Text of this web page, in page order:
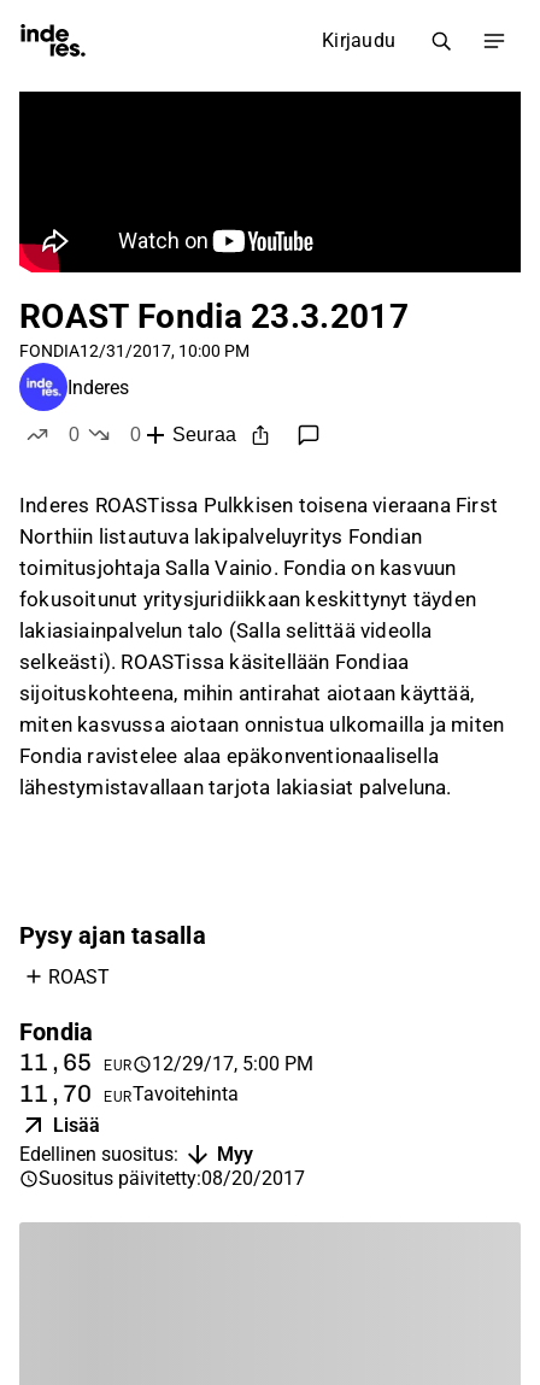
Kirjaudu
ROAST Fondia 23.3.2017
FONDIA12/31/2017, 10:00 PM
Inderes
0
0
Seuraa
Inderes ROASTissa Pulkkisen toisena vieraana First
Northiin listautuva lakipalveluyritys Fondian
toimitusjohtaja Salla Vainio. Fondia on kasvuun
fokusoitunut yritysjuridiikkaan keskittynyt täyden
lakiasiainpalvelun talo (Salla selittää videolla
selkeästi). ROASTissa käsitellään Fondiaa
sijoituskohteena, mihin antirahat aiotaan käyttää,
miten kasvussa aiotaan onnistua ulkomailla ja miten
Fondia ravistelee alaa epäkonventionaalisella
lähestymistavallaan tarjota lakiasiat palveluna.
Pysy ajan tasalla
ROAST
Fondia
11,65 EUR 12/29/17, 5:00 PM
11,70 EURTavoitehinta
Lisää
Edellinen suositus:
Myy
Suositus päivitetty:08/20/2017